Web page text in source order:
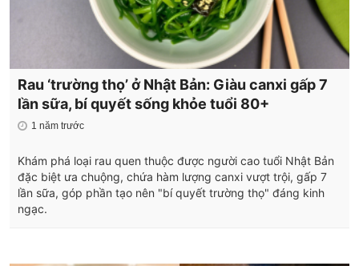
Rau ‘trường thọ’ ở Nhật Bản: Giàu canxi gấp 7
lần sữa, bí quyết sống khỏe tuổi 80+
1 năm trước
Khám phá loại rau quen thuộc được người cao tuổi Nhật Bản
đặc biệt ưa chuộng, chứa hàm lượng canxi vượt trội, gấp 7
lần sữa, góp phần tạo nên "bí quyết trường thọ" đáng kinh
ngạc.